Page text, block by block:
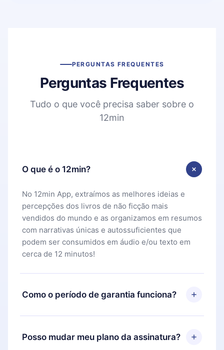
PERGUNTAS FREQUENTES
Perguntas Frequentes
Tudo o que você precisa saber sobre o
12min
O que é o 12min?
No 12min App, extraímos as melhores ideias e
percepções dos livros de não ficção mais
vendidos do mundo e as organizamos em resumos
com narrativas únicas e autossuficientes que
podem ser consumidos em áudio e/ou texto em
cerca de 12 minutos!
Como o período de garantia funciona?
Você pode baixar nosso aplicativo e começar a
aproveitar nossa biblioteca. Se por algum motivo
não ficar satisfeito com nossa plataforma, basta
Posso mudar meu plano da assinatura?